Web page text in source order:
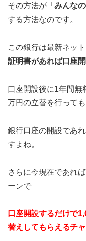
その方法が「 みんな
する方法なのです。
この銀行は最新ネット
証明書があれば口座
口座開設後に1年間無
万円の立替を行っても
銀行口座の開設であ
すよね。
さらに今現在であれ
ーンで
口座開設するだけで
替えしてもらえるチ